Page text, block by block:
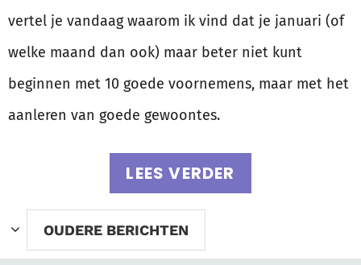
vertel je vandaag waarom ik vind dat je januari (of
welke maand dan ook) maar beter niet kunt
beginnen met 10 goede voornemens, maar met het
aanleren van goede gewoontes.
LEES VERDER
OUDERE BERICHTEN